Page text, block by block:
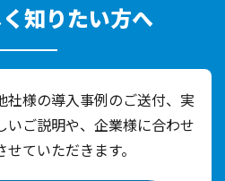
知りたい方へ
社様の導入事例のご送付、実
ご説明や、 企業様に合わせ
ていただきます。